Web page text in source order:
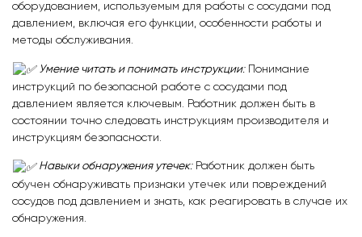
оборудованием, используемым для работы с сосудами под
давлением, включая его функции, особенности работы и
методы обслуживания.
Умение читать и понимать инструкции:Понимание
инструкций по безопасной работе с сосудами под
давлением является ключевым. Работник должен быть в
состоянии точно следовать инструкциям производителя и
инструкциям безопасности.
Навыки обнаружения утечек:Работник должен быть
обучен обнаруживать признаки утечек или повреждений
сосудов под давлением и знать, как реагировать в случае их
обнаружения.